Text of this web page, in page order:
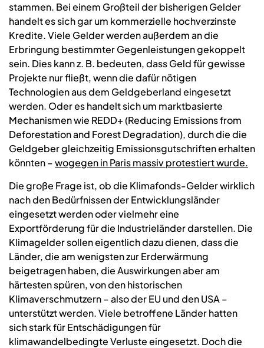
stammen. Bei einem Großteil der bisherigen Gelder
handelt es sich gar um kommerzielle hochverzinste
Kredite. Viele Gelder werden außerdem an die
Erbringung bestimmter Gegenleistungen gekoppelt
sein. Dies kann z. B. bedeuten, dass Geld für gewisse
Projekte nur fließt, wenn die dafür nötigen
Technologien aus dem Geldgeberland eingesetzt
werden. Oder es handelt sich um marktbasierte
Mechanismen wie REDD+ (Reducing Emissions from
Deforestation and Forest Degradation), durch die die
Geldgeber gleichzeitig Emissionsgutschriften erhalten
könnten –wogegen in Paris massiv protestiert wurde.
Die große Frage ist, ob die Klimafonds-Gelder wirklich
nach den Bedürfnissen der Entwicklungsländer
eingesetzt werden oder vielmehr eine
Exportförderung für die Industrieländer darstellen. Die
Klimagelder sollen eigentlich dazu dienen, dass die
Länder, die am wenigsten zur Erderwärmung
beigetragen haben, die Auswirkungen aber am
härtesten spüren, von den historischen
Klimaverschmutzern – also der EU und den USA –
unterstützt werden. Viele betroffene Länder hatten
sich stark für Entschädigungen für
klimawandelbedingte Verluste eingesetzt. Doch die